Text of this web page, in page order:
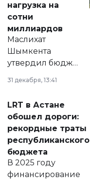
нагрузка на
сотни
миллиардов
Маслихат
Шымкента
утвердил бюджет
города на 2026–
2028 годы.
документ
появился в базе
нормативных
правовых актов и
на сайте маслихат
города.
31 декабря, 13:41
LRT в Астане
обошел дороги:
рекордные траты
республиканского
бюджета
В 2025 году
финансирование